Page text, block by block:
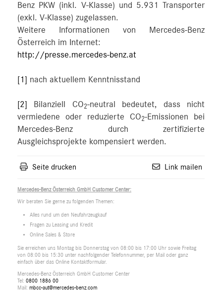
Benz PKW (inkl. V-Klasse) und 5.931 Transporter
(exkl. V-Klasse) zugelassen.
Weitere Informationen von Mercedes-Benz
Österreich im Internet:
http://presse.mercedes-benz.at
[1] nach aktuellem Kenntnisstand
[2] Bilanziell CO2-neutral bedeutet, dass nicht
vermiedene oder reduzierte CO2-Emissionen bei
Mercedes-Benz durch zertifizierte
Ausgleichsprojekte kompensiert werden.
Seite drucken Link mailen
Mercedes-Benz Österreich GmbH Customer Center:
Wir beraten Sie gerne zu folgenden Themen:
Alles rund um den Neufahrzeugkauf
Fragen zu Leasing und Kredit
Online Sales & Store
Sie erreichen uns Montag bis Donnerstag von 08:00 bis 17:00 Uhr sowie Freitag
von 08:00 bis 15:30 unter nachfolgender Telefonnummer, per Mail oder ganz
einfach über das Online Kontaktformular.
Mercedes-Benz Österreich GmbH Customer Center
Tel: 0800 1886 00
Mail: mbcc-aut@mercedes-benz.com